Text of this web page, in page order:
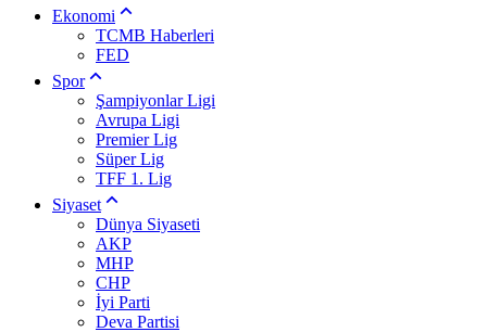
Ekonomi
TCMB Haberleri
FED
Spor
Şampiyonlar Ligi
Avrupa Ligi
Premier Lig
Süper Lig
TFF 1. Lig
Siyaset
Dünya Siyaseti
AKP
MHP
CHP
İyi Parti
Deva Partisi